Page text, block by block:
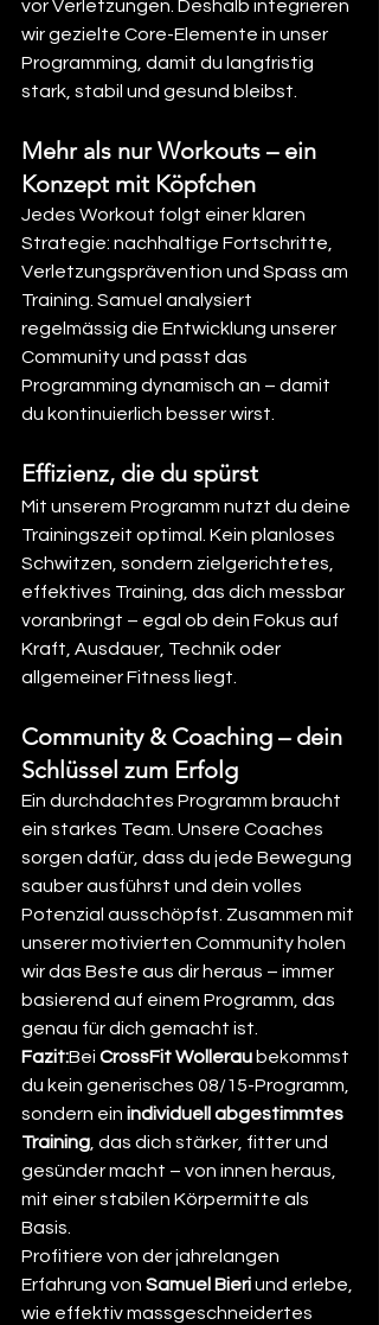
vor Verletzungen. Deshalb integrieren
wir gezielte Core-Elemente in unser
Programming, damit du langfristig
stark, stabil und gesund bleibst.
Mehr als nur Workouts – ein
Konzept mit Köpfchen
Jedes Workout folgt einer klaren
Strategie: nachhaltige Fortschritte,
Verletzungsprävention und Spass am
Training. Samuel analysiert
regelmässig die Entwicklung unserer
Community und passt das
Programming dynamisch an – damit
du kontinuierlich besser wirst.
Effizienz, die du spürst
Mit unserem Programm nutzt du deine
Trainingszeit optimal. Kein planloses
Schwitzen, sondern zielgerichtetes,
effektives Training, das dich messbar
voranbringt – egal ob dein Fokus auf
Kraft, Ausdauer, Technik oder
allgemeiner Fitness liegt.
Community & Coaching – dein
Schlüssel zum Erfolg
Ein durchdachtes Programm braucht
ein starkes Team. Unsere Coaches
sorgen dafür, dass du jede Bewegung
sauber ausführst und dein volles
Potenzial ausschöpfst. Zusammen mit
unserer motivierten Community holen
wir das Beste aus dir heraus – immer
basierend auf einem Programm, das
genau für dich gemacht ist.
Fazit:Bei CrossFit Wollerau bekommst
du kein generisches 08/15-Programm,
sondern ein individuell abgestimmtes
Training , das dich stärker, fitter und
gesünder macht – von innen heraus,
mit einer stabilen Körpermitte als
Basis.
Profitiere von der jahrelangen
Erfahrung von Samuel Bieri und erlebe,
wie effektiv massgeschneidertes